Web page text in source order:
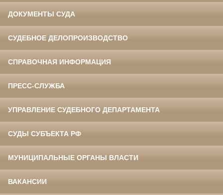
ДОКУМЕНТЫ СУДА
СУДЕБНОЕ ДЕЛОПРОИЗВОДСТВО
СПРАВОЧНАЯ ИНФОРМАЦИЯ
ПРЕСС-СЛУЖБА
УПРАВЛЕНИЕ СУДЕБНОГО ДЕПАРТАМЕНТА
СУДЫ СУБЪЕКТА РФ
МУНИЦИПАЛЬНЫЕ ОРГАНЫ ВЛАСТИ
ВАКАНСИИ